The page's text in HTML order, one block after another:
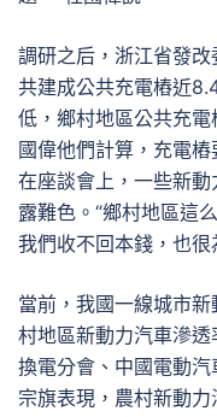
調研之后，浙江省發
共建成公共充電樁近
低，鄉村地區公共充電
國偉他們計算，充電
在座談會上，一些新
露難色。“鄉村地區這
我們收不回本錢，也很
當前，我國一線城市
村地區新動力汽車滲
換電分會、中國電動
宗旗表現，農村新動